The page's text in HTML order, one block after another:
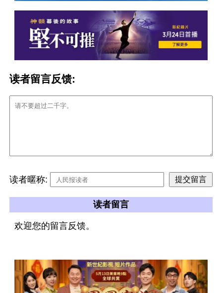
读者留言反馈:
读者暱称:
读者留言
欢迎您的留言反馈。